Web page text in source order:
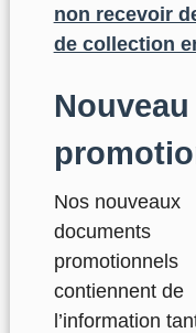
non recevoir
de collection
Nos nouveaux
documents
promotionnels
contiennent de
l’information